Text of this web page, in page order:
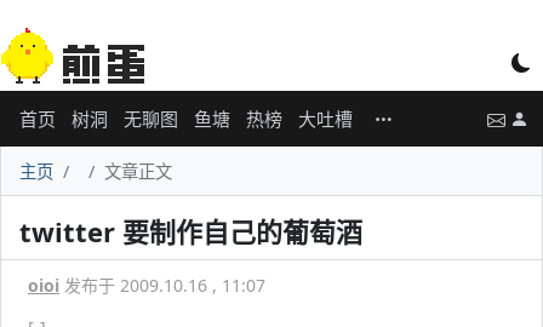
首页 树洞 无聊图 鱼塘 热榜 大吐槽
主页 文章正文
twitter 要制作自己的葡萄酒
oioi 发布于 2009.10.16 , 11:07